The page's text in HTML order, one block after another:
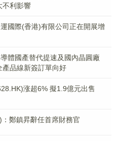
不利影響
國際(香港)有限公司正在開展增
體國產替代提速及國內晶圓廠
品線新簽訂單向好
涨超6% 擬1.9億元出售
鄭鎮昇辭任首席財務官